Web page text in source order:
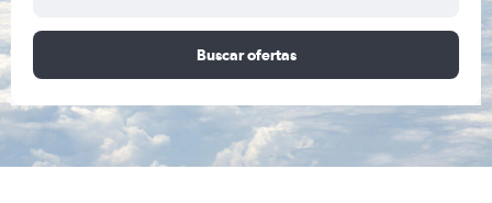
Buscar ofertas